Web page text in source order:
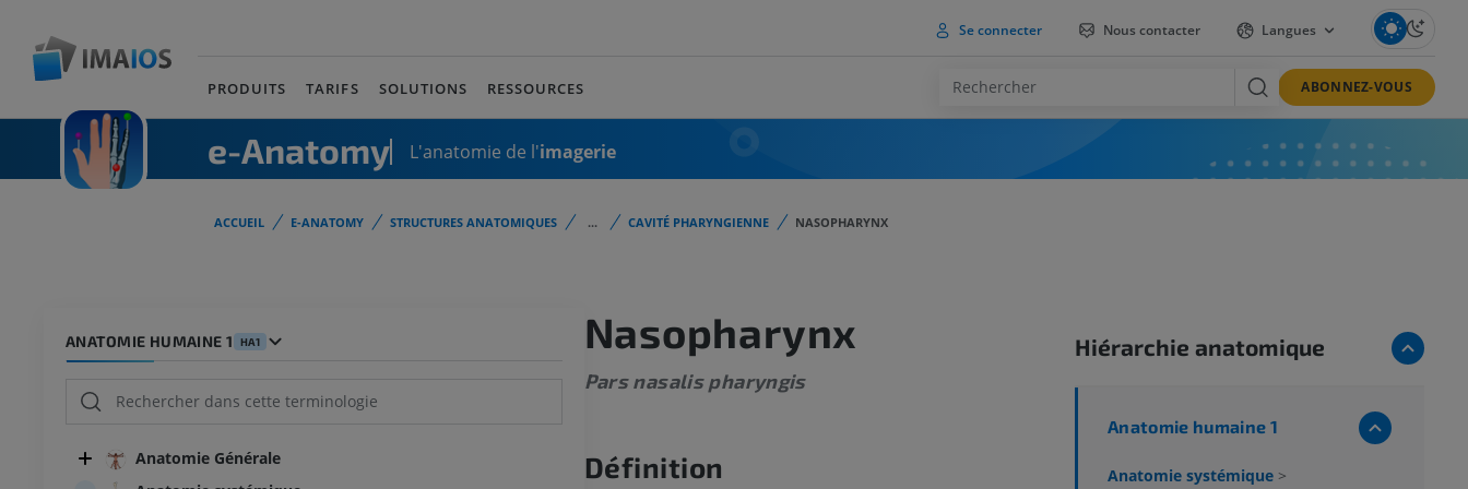
Se connecter Nous contacter Langues
PRODUITS TARIFS SOLUTIONS RESSOURCES ABONNEZ-VOUS
e-Anatomy L'anatomie de l'imagerie
ACCUEIL E-ANATOMY STRUCTURES ANATOMIQUES ... CAVITÉ PHARYNGIENNE NASOPHARYNX
ANATOMIE HUMAINE 1 HA1
Anatomie Générale
Nasopharynx
Pars nasalis pharyngis
Définition
Hiérarchie anatomique
Anatomie humaine 1
Anatomie systémique >